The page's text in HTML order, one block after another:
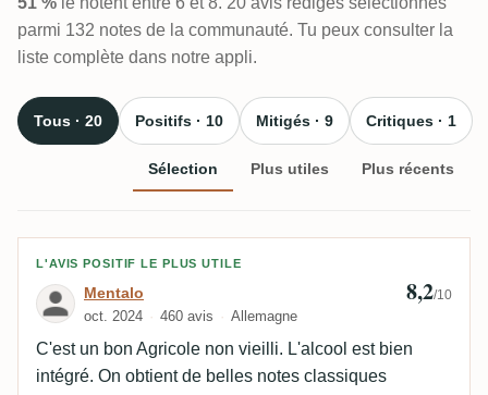
parmi 132 notes de la communauté. Tu peux consulter la
liste complète dans notre appli.
Tous · 20 Positifs · 10 Mitigés · 9 Critiques · 1
Sélection Plus utiles Plus récents
Avis de Mentalo
L'AVIS POSITIF LE PLUS UTILE
Mentalo
oct. 2024 460 avis Allemagne
8,2/10
C'est un bon Agricole non vieilli. L'alcool est bien
intégré. On obtient de belles notes classiques